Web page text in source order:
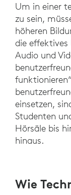
Um in einer
zu sein,
höheren
die effektives
Audio und
einsetzen,
Studenten
Hörsäle bis
hinaus.
Wie